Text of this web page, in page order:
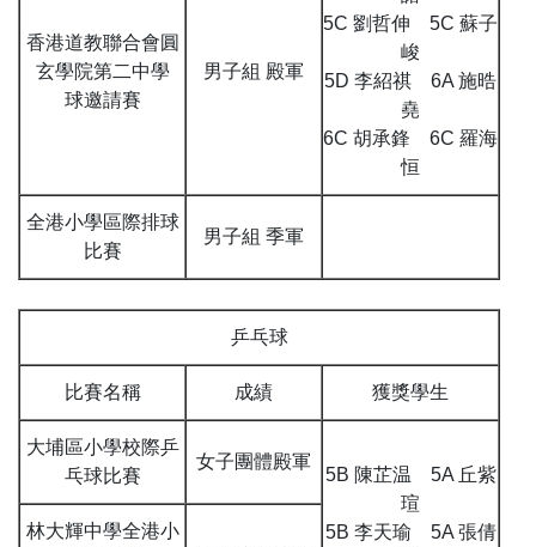
5C 劉哲伸 5C 蘇子
峻
5D 李紹祺 6A 施晧
堯
6C 胡承鋒 6C 羅海
恒
香港道教聯合會圓
玄學院第二中學
球邀請賽
男子組 殿軍
全港小學區際排球
比賽
男子組 季軍
乒乓球
比賽名稱 成績 獲獎學生
大埔區小學校際乒
乓球比賽
女子團體殿軍
5B 陳芷温 5A 丘紫
瑄
5B 李天瑜 5A 張倩
林大輝中學全港小